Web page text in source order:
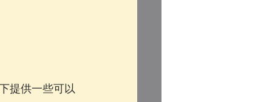
提供一些可以